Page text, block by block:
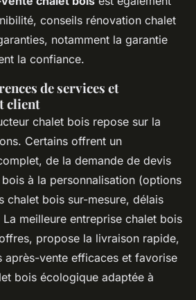
conseils rénovation chalet
notamment la garantie
la confiance.
de services et
client
chalet bois repose sur la
Certains offrent un
de la demande de devis
à la personnalisation (options
chalet bois sur-mesure, délais
meilleure entreprise chalet bois
propose la livraison rapide,
après-vente efficaces et favorise
bois écologique adaptée à